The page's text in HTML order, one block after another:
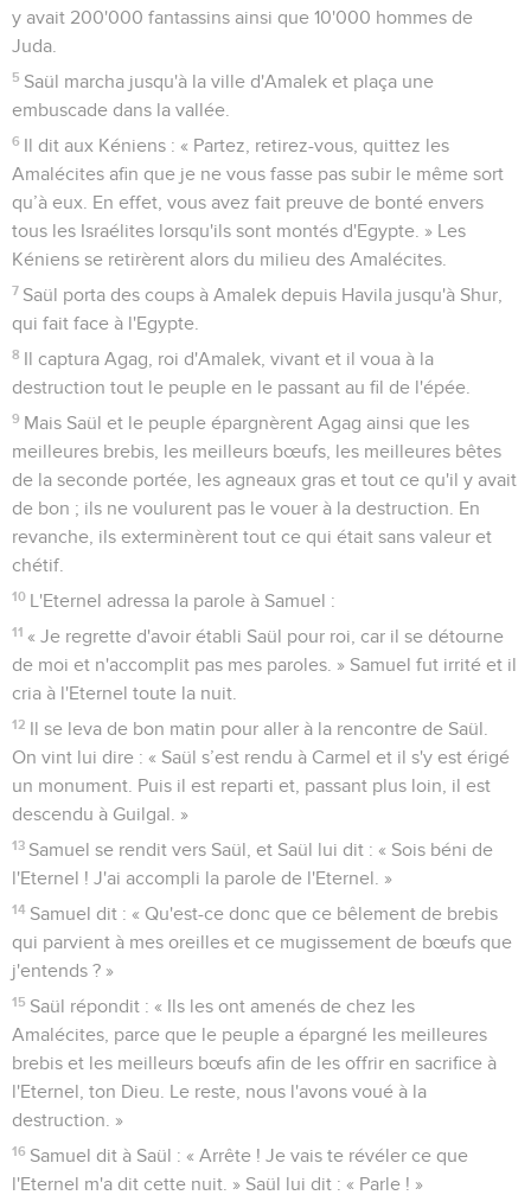
y avait 200'000 fantassins ainsi que 10'000 hommes de
Juda.
5 Saül marcha jusqu'à la ville d'Amalek et plaça une
embuscade dans la vallée.
6 Il dit aux Kéniens : « Partez, retirez-vous, quittez les
Amalécites afin que je ne vous fasse pas subir le même sort
qu’à eux. En effet, vous avez fait preuve de bonté envers
tous les Israélites lorsqu'ils sont montés d'Egypte. » Les
Kéniens se retirèrent alors du milieu des Amalécites.
7 Saül porta des coups à Amalek depuis Havila jusqu'à Shur,
qui fait face à l'Egypte.
8 Il captura Agag, roi d'Amalek, vivant et il voua à la
destruction tout le peuple en le passant au fil de l'épée.
9 Mais Saül et le peuple épargnèrent Agag ainsi que les
meilleures brebis, les meilleurs bœufs, les meilleures bêtes
de la seconde portée, les agneaux gras et tout ce qu'il y avait
de bon ; ils ne voulurent pas le vouer à la destruction. En
revanche, ils exterminèrent tout ce qui était sans valeur et
chétif.
10 L'Eternel adressa la parole à Samuel :
11 « Je regrette d'avoir établi Saül pour roi, car il se détourne
de moi et n'accomplit pas mes paroles. » Samuel fut irrité et il
cria à l'Eternel toute la nuit.
12 Il se leva de bon matin pour aller à la rencontre de Saül.
On vint lui dire : « Saül s’est rendu à Carmel et il s'y est érigé
un monument. Puis il est reparti et, passant plus loin, il est
descendu à Guilgal. »
13 Samuel se rendit vers Saül, et Saül lui dit : « Sois béni de
l'Eternel ! J'ai accompli la parole de l'Eternel. »
14 Samuel dit : « Qu'est-ce donc que ce bêlement de brebis
qui parvient à mes oreilles et ce mugissement de bœufs que
j'entends ? »
15 Saül répondit : « Ils les ont amenés de chez les
Amalécites, parce que le peuple a épargné les meilleures
brebis et les meilleurs bœufs afin de les offrir en sacrifice à
l'Eternel, ton Dieu. Le reste, nous l'avons voué à la
destruction. »
16 Samuel dit à Saül : « Arrête ! Je vais te révéler ce que
l'Eternel m'a dit cette nuit. » Saül lui dit : « Parle ! »